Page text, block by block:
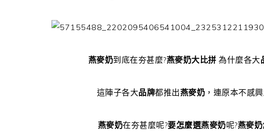
燕麥奶到底在夯甚麼?燕麥奶大比拼 為什麼各大
這陣子各大品牌都推出燕麥奶 ，連原本不感
燕麥奶在夯甚麼呢?要怎麼選燕麥奶呢?燕麥